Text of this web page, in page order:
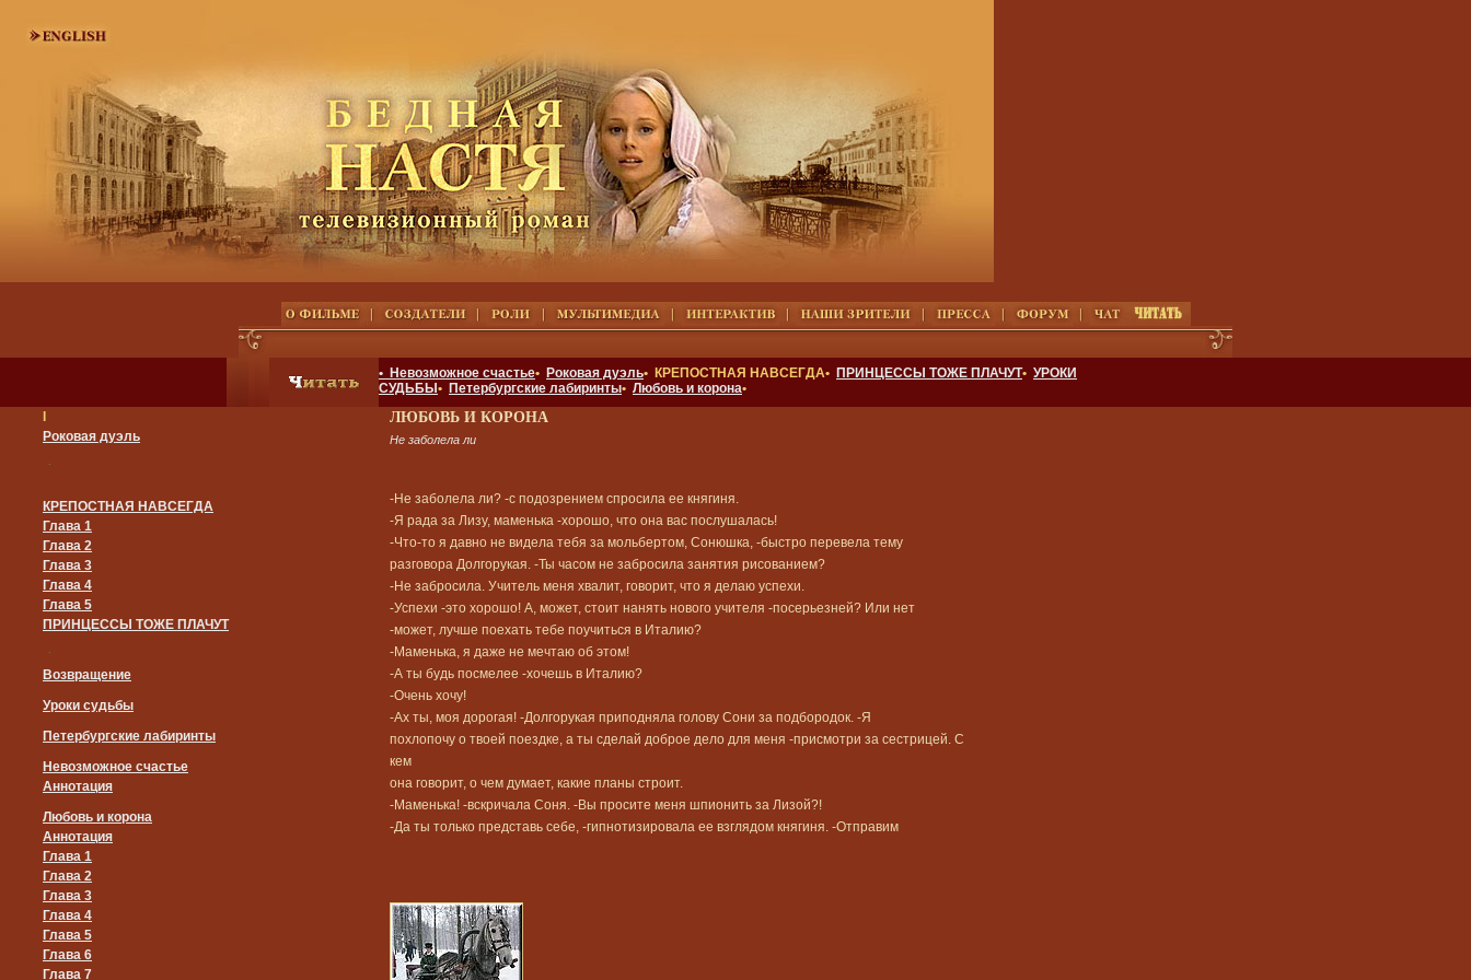
• Невозможное счастье• Роковая дуэль• КРЕПОСТНАЯ НАВСЕГДА• ПРИНЦЕССЫ ТОЖЕ ПЛАЧУТ• УРОКИ
СУДЬБЫ • Петербургские лабиринты• Любовь и корона•
Роковая дуэль
КРЕПОСТНАЯ НАВСЕГДА
Глава 1
Глава 2
Глава 3
Глава 4
Глава 5
ПРИНЦЕССЫ ТОЖЕ ПЛАЧУТ
Возвращение
Уроки судьбы
Петербургские лабиринты
Невозможное счастье
Аннотация
Любовь и корона
Аннотация
Глава 1
Глава 2
Глава 3
Глава 4
Глава 5
Глава 6
Глава 7
ЛЮБОВЬ И КОРОНА
Не заболела ли
-Не заболела ли? -с подозрением спросила ее княгиня.
-Я рада за Лизу, маменька -хорошо, что она вас послушалась!
-Что-то я давно не видела тебя за мольбертом, Сонюшка, -быстро перевела тему
разговора Долгорукая. -Ты часом не забросила занятия рисованием?
-Не забросила. Учитель меня хвалит, говорит, что я делаю успехи.
-Успехи -это хорошо! А, может, стоит нанять нового учителя -посерьезней? Или нет
-может, лучше поехать тебе поучиться в Италию?
-Маменька, я даже не мечтаю об этом!
-А ты будь посмелее -хочешь в Италию?
-Очень хочу!
-Ах ты, моя дорогая! -Долгорукая приподняла голову Сони за подбородок. -Я
похлопочу о твоей поездке, а ты сделай доброе дело для меня -присмотри за сестрицей. С
кем
она говорит, о чем думает, какие планы строит.
-Маменька! -вскричала Соня. -Вы просите меня шпионить за Лизой?!
-Да ты только представь себе, -гипнотизировала ее взглядом княгиня. -Отправим